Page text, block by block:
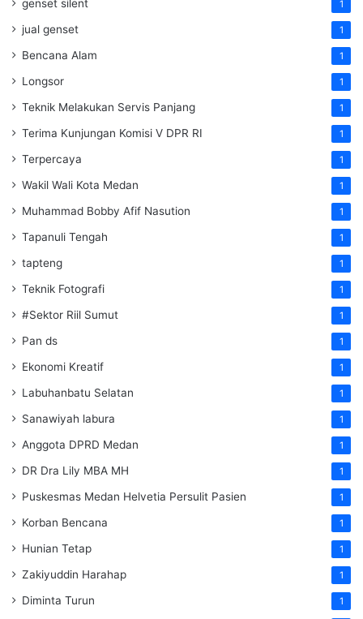
genset silent 1
jual genset 1
Bencana Alam 1
Longsor 1
Teknik Melakukan Servis Panjang 1
Terima Kunjungan Komisi V DPR RI 1
Terpercaya 1
Wakil Wali Kota Medan 1
Muhammad Bobby Afif Nasution 1
Tapanuli Tengah 1
tapteng 1
Teknik Fotografi 1
#Sektor Riil Sumut 1
Pan ds 1
Ekonomi Kreatif 1
Labuhanbatu Selatan 1
Sanawiyah labura 1
Anggota DPRD Medan 1
DR Dra Lily MBA MH 1
Puskesmas Medan Helvetia Persulit Pasien 1
Korban Bencana 1
Hunian Tetap 1
Zakiyuddin Harahap 1
Diminta Turun 1